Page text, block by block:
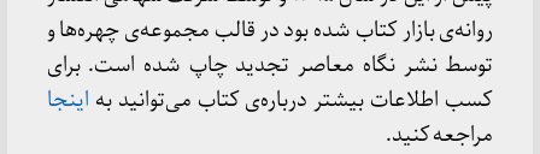
روانه‌ی بازار کتاب شده بود در قالب مجموعه‌ی چهره‌ها و
توسط نشر نگاه معاصر تجدید چاپ شده است. برای
کسب اطلاعات بیشتر درباره‌ی کتاب می‌توانید به اینجا
مراجعه کنید.